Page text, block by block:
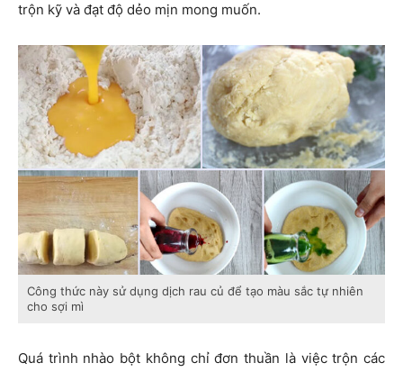
trộn kỹ và đạt độ dẻo mịn mong muốn.
Công thức này sử dụng dịch rau củ để tạo màu sắc tự nhiên
cho sợi mì
Quá trình nhào bột không chỉ đơn thuần là việc trộn các